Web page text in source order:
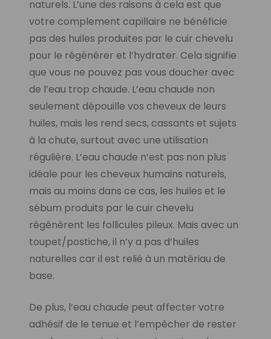
naturels. L’une des raisons à cela est que
votre complement capillaire ne bénéficie
pas des huiles produites par le cuir chevelu
pour le régénérer et l’hydrater. Cela signifie
que vous ne pouvez pas vous doucher avec
de l’eau trop chaude. L’eau chaude non
seulement dépouille vos cheveux de leurs
huiles, mais les rend secs, cassants et sujets
à la chute, surtout avec une utilisation
régulière. L’eau chaude n’est pas non plus
idéale pour les cheveux humains naturels,
mais au moins dans ce cas, les huiles et le
sébum produits par le cuir chevelu
régénèrent les follicules pileux. Mais avec un
toupet/postiche, il n’y a pas d’huiles
naturelles car il est relié à un matériau de
base.
De plus, l’eau chaude peut affecter votre
adhésif de le tenue et l’empêcher de rester